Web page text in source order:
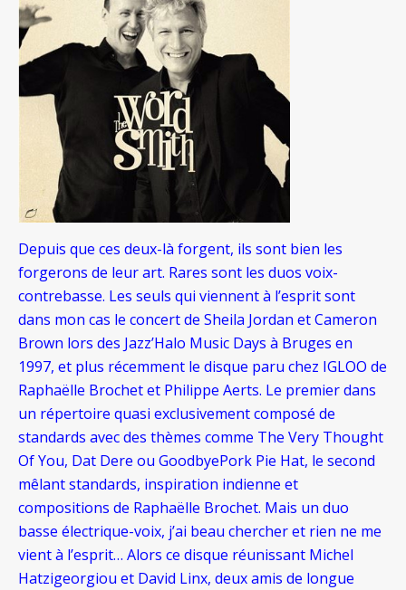
Depuis que ces deux-là forgent, ils sont bien les
forgerons de leur art. Rares sont les duos voix-
contrebasse. Les seuls qui viennent à l’esprit sont
dans mon cas le concert de Sheila Jordan et Cameron
Brown lors des Jazz’Halo Music Days à Bruges en
1997, et plus récemment le disque paru chez IGLOO de
Raphaëlle Brochet et Philippe Aerts. Le premier dans
un répertoire quasi exclusivement composé de
standards avec des thèmes comme The Very Thought
Of You, Dat Dere ou GoodbyePork Pie Hat, le second
mêlant standards, inspiration indienne et
compositions de Raphaëlle Brochet. Mais un duo
basse électrique-voix, j’ai beau chercher et rien ne me
vient à l’esprit… Alors ce disque réunissant Michel
Hatzigeorgiou et David Linx, deux amis de longue